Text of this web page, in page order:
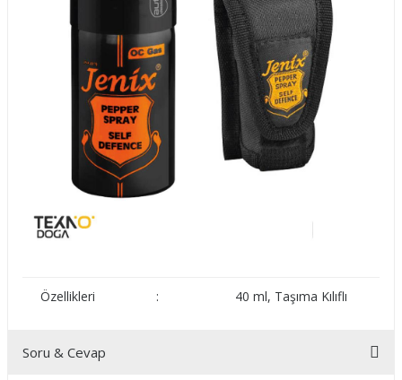
Özellikleri : 40 ml, Taşıma Kılıflı
Soru & Cevap